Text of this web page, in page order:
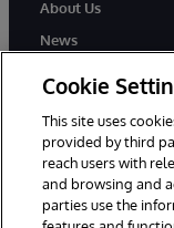
About Us
News
Cookie
This site uses
provided by third
reach users with
and browsing and
parties use the